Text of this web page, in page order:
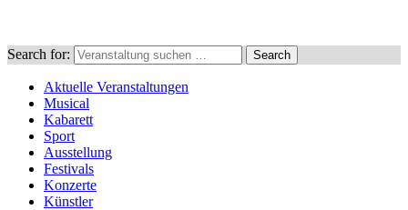
Search for: Search
Aktuelle Veranstaltungen
Musical
Kabarett
Sport
Ausstellung
Festivals
Konzerte
Künstler